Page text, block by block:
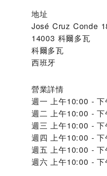
地址
José Cruz Conde
14003 科爾多瓦
科爾多瓦
西班牙
營業詳情
週一 上午10:00 -
週二 上午10:00 -
週三 上午10:00 -
週四 上午10:00 -
週五 上午10:00 -
週六 上午10:00 -